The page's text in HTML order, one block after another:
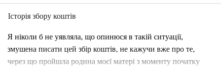
Історія збору коштів
Я ніколи б не уявляла, що опинюся в такій ситуації,
змушена писати цей збір коштів, не кажучи вже про те,
через що пройшла родина моєї матері з моменту початку